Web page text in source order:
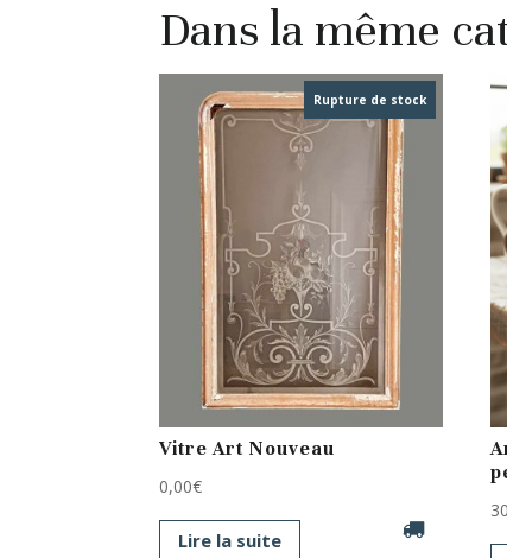
Dans la même
Rupture de stock
Vitre Art Nouveau
0,00€
Lire la suite